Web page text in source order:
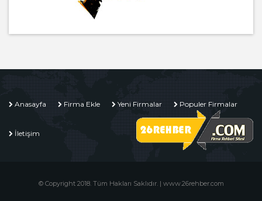
Anasayfa Firma Ekle Yeni Firmalar Populer Firmalar
İletişim
© Copyright 2018. Tüm Hakları Saklıdır. | www.26rehber.com